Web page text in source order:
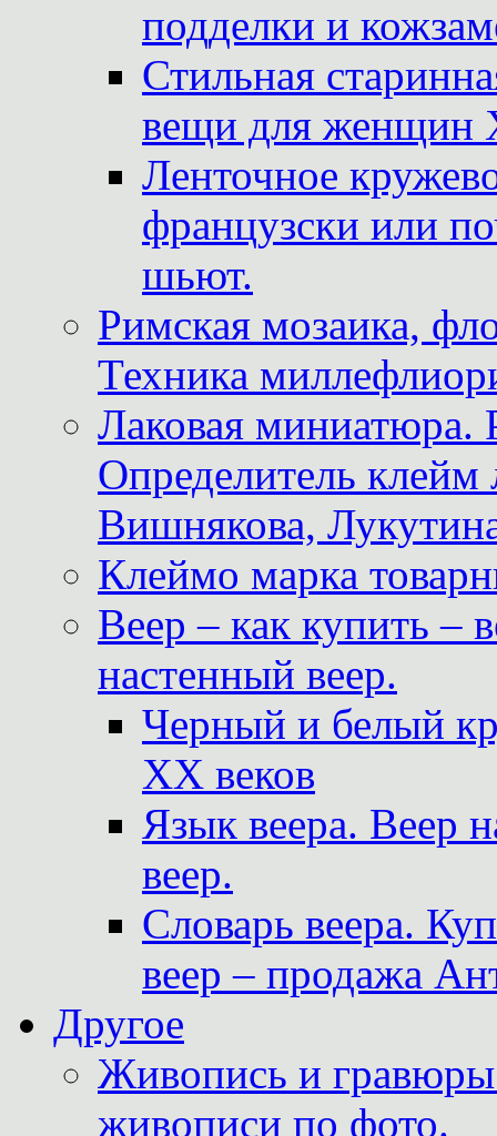
подделки и
Стильная
вещи для женщин
Ленточное
французски или
шьют.
Римская мозаика,
Техника
Лаковая миниатюра.
Определитель
Вишнякова,
Клеймо марка
Веер – как купить –
настенный веер.
Черный и белый
XX веков
Язык веера. Веер
веер.
Словарь веера.
веер – продажа
Другое
Живопись и
живописи по фото.